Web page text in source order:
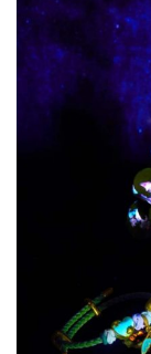
新
能
源